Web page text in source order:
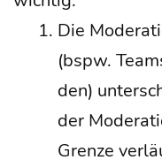
Die
(bspw.
den)
der
Gren­ze